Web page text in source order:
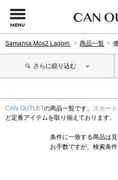
MENU
Samansa Mos2 Lagom 商品一覧
さらに絞り込む
CAN OUTLETの商品一覧です。 スカート
ど定番アイテムを取り揃えております。
条件に一致する商品は
お手数ですが、検索条